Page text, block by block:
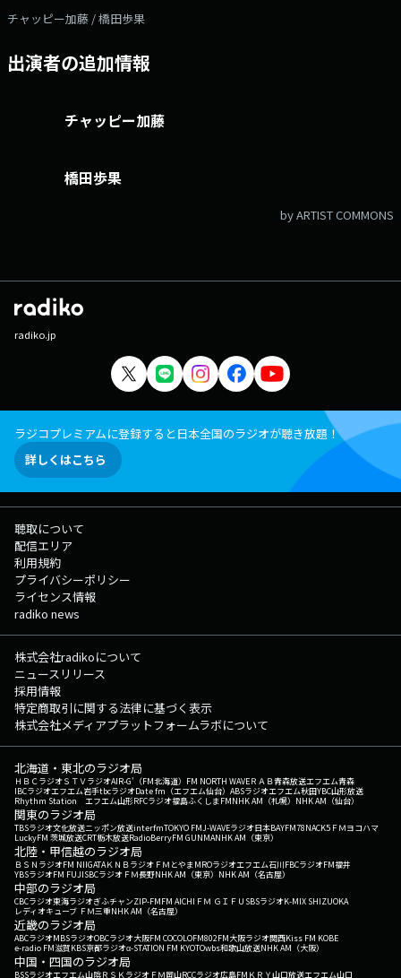
チャッピー加藤 / 橋田歩果
出演者の追加情報
チャッピー加藤
橋田歩果
by ARTIST COMMONS
radiko.jp
ラジコプレミアムに登録すると日本全国のラジオが聴き放題！
詳しくはこちら
聴取について
配信エリア
利用規約
プライバシーポリシー
ライセンス情報
radiko news
株式会社radikoについて
ニュースリリース
採用情報
特定商取引に関する法律に基づく表示
株式会社メディアプラットフォームラボについて
北海道・東北のラジオ局
ＨＢＣラジオＳＴＶラジオAIR-G'（FM北海道） FM NORTH WAVEＲＡＢ青森放送エフエム青森
IBCラジオエフエム岩手tbcラジオDate fm（エフエム仙台） ABSラジオエフエム秋田YBC山形放送
Rhythm Station エフエム山形RFCラジオ福島ふくしまFMNHK AM（札幌） NHK AM（仙台）
関東のラジオ局
TBSラジオ文化放送ニッポン放送interfmTOKYO FMJ-WAVEラジオ日本BAYFM78NACK5 ＦＭヨコハマ
LuckyFM 茨城放送CRT栃木放送RadioBerryFM GUNMANHK AM（東京）
北陸・甲信越のラジオ局
ＢＳＮラジオFM NIIGATAＫＮＢラジオ ＦＭとやまMROラジオエフエム石川FBCラジオFM福井
YBSラジオFM FUJISBCラジオ ＦＭ長野NHK AM（東京） NHK AM（名古屋）
中部のラジオ局
CBCラジオ東海ラジオぎふチャンZIP-FMFM AICHI ＦＭ ＧＩＦＵ SBSラジオK-MIX SHIZUOKA
レディオキューブ ＦＭ三重NHK AM（名古屋）
近畿のラジオ局
ABCラジオMBSラジオOBCラジオ大阪FM COCOLOFM802FM大阪ラジオ関西Kiss FM KOBE
e-radio FM滋賀KBS京都ラジオα-STATION FM KYOTOwbs和歌山放送NHK AM（大阪）
中国・四国のラジオ局
BSSラジオエフエム山陰ＲＳＫラジオ ＦＭ岡山RCCラジオ広島FM ＫＲＹ山口放送エフエム山口